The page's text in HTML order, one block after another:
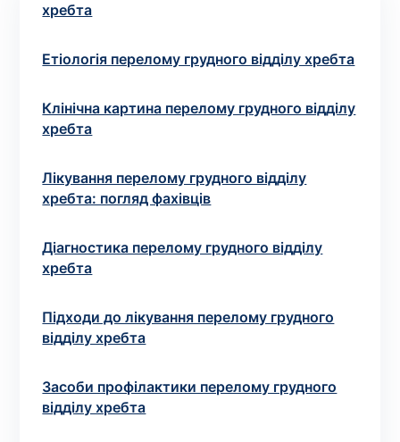
хребта
Етіологія перелому грудного відділу хребта
Клінічна картина перелому грудного відділу
хребта
Лікування перелому грудного відділу
хребта: погляд фахівців
Діагностика перелому грудного відділу
хребта
Підходи до лікування перелому грудного
відділу хребта
Засоби профілактики перелому грудного
відділу хребта
Якщо ви не знаєте, які аналізи вам необхідні,
* Адміністрація клініки вживає всіх заходів для
рекомендуємо уточнювати вартість та терміни
виконання досліджень за телефонами, вказаними на